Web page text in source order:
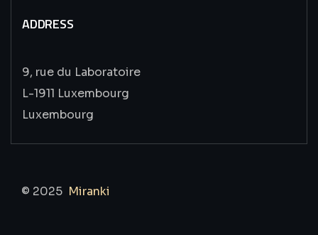
ADDRESS
9, rue du Laboratoire
L-1911 Luxembourg
Luxembourg
© 2025 Miranki